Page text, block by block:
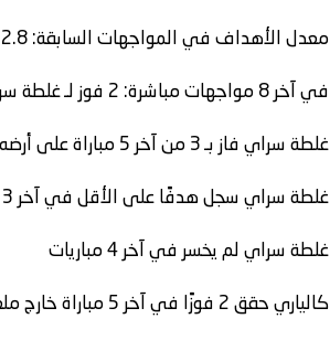
معدل الأهداف في المواجهات السابقة: 2.8 هدف في المباراة
في آخر 8 مواجهات مباشرة: 2 فوز لـ
غلطة
غلطة سرايفاز بـ 3 من آخر 5 مباراة على أرضه
غلطة سرايسجل هدفًا على الأقل في آخر 3 مباراة متتالية
غلطة سرايلم يخسر في آخر 4 مباريات
كالياريحقق 2 فوزًا في آخر 5 مباراة خارج ملعبه